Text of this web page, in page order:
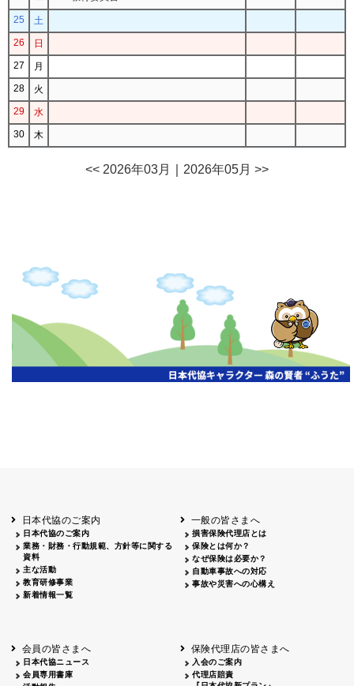
25
土
26
日
27
月
28
火
29
水
30
木
<< 2026年03月 2026年05月 >>
日本代協のご案内
日本代協のご案内
業務・財務・行動規範、方針等に関する
資料
主な活動
教育研修事業
新着情報一覧
一般の皆さまへ
損害保険代理店とは
保険とは何か？
なぜ保険は必要か？
自動車事故への対応
事故や災害への心構え
会員の皆さまへ
日本代協ニュース
会員専用書庫
保険代理店の皆さまへ
入会のご案内
代理店賠責